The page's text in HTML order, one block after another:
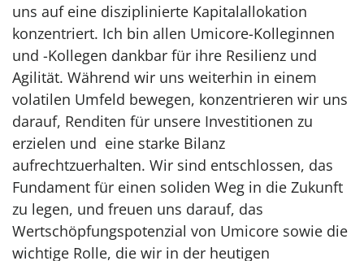
uns auf eine disziplinierte Kapitalallokation
konzentriert. Ich bin allen Umicore-Kolleginnen
und -Kollegen dankbar für ihre Resilienz und
Agilität. Während wir uns weiterhin in einem
volatilen Umfeld bewegen, konzentrieren wir uns
darauf, Renditen für unsere Investitionen zu
erzielen und eine starke Bilanz
aufrechtzuerhalten. Wir sind entschlossen, das
Fundament für einen soliden Weg in die Zukunft
zu legen, und freuen uns darauf, das
Wertschöpfungspotenzial von Umicore sowie die
wichtige Rolle, die wir in der heutigen